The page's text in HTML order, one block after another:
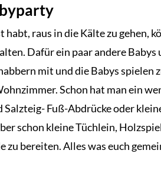
habt, raus in die Kälte zu gehen,
Dafür ein paar andere
mit und die Babys spielen
Schon hat man ein
Fuß-Abdrücke oder
schon kleine Tüchlein,
zu bereiten. Alles was euch